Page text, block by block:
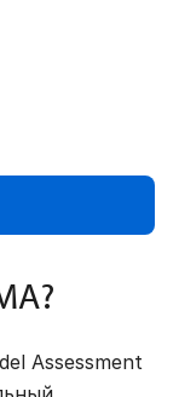
Assessment